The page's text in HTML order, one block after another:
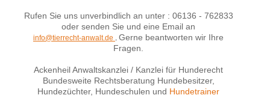
Rufen Sie uns unverbindlich an unter : 06136 - 762833
oder senden Sie und eine Email an
info@tierrecht-anwalt.de . Gerne beantworten wir Ihre
Fragen.
Ackenheil Anwaltskanzlei / Kanzlei für Hunderecht
Bundesweite Rechtsberatung Hundebesitzer,
Hundezüchter, Hundeschulen und Hundetrainer